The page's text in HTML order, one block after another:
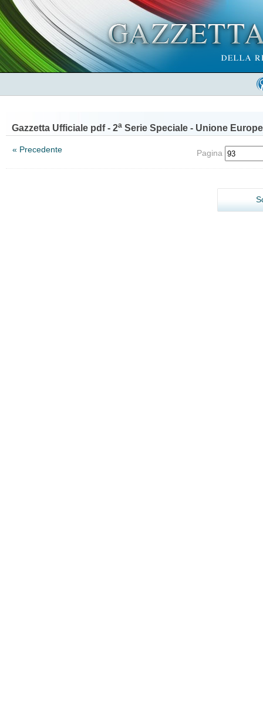
Gazzetta Ufficiale pdf - 2a Serie Speciale - Unione
« Precedente Pagina